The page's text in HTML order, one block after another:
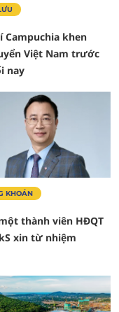
Campuchia khen
Việt Nam trước
nay
KHOÁN
thành viên HĐQT
xin từ nhiệm